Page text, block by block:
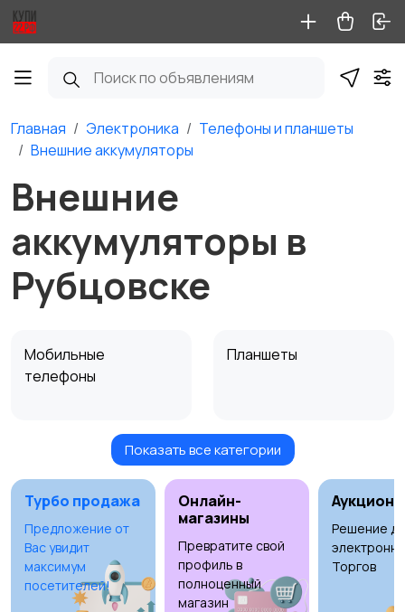
Главная Электроника
Телефоны и планшеты
Внешние аккумуляторы
Внешние
аккумуляторы в
Рубцовске
Мобильные
телефоны
Планшеты
Умные часы и
браслеты
Стационарные
телефоны
Рации и спутниковые
телефоны
Запчасти
Показать все категории
Турбо продажа
Предложение от
Вас увидит
максимум
посетителей!
Онлайн-
магазины
Превратите свой
профиль в
полноценный
магазин
Аукционы
Решение
Торгов